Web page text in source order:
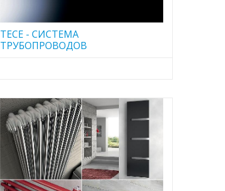
TECE - CИСТЕМА
ТРУБОПРОВОДОВ